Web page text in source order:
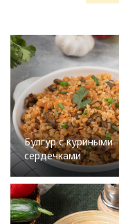
Булгур с куриными
сердечками